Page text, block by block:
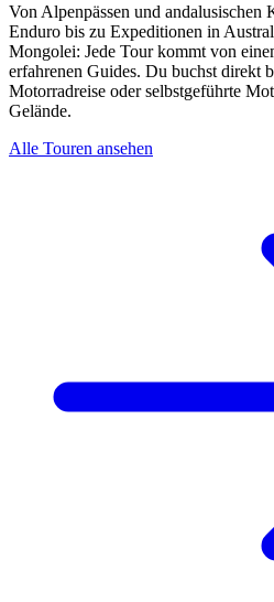
Von Alpenpässen und andalusischen
Enduro bis zu Expeditionen in
Mongolei: Jede Tour kommt von
erfahrenen Guides. Du buchst direkt
Motorradreise oder selbstgeführte
Gelände.
Alle Touren ansehen